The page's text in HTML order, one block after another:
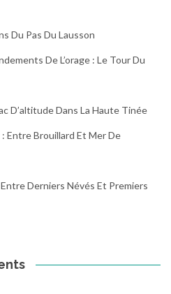
Du Pas Du Lausson
De L’orage : Le Tour Du
D’altitude Dans La Haute Tinée
Entre Brouillard Et Mer De
Derniers Névés Et Premiers